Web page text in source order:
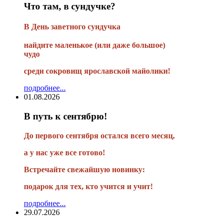
Что там, в сундучке?
В День заветного сундучка
найдите маленькое (или даже большое)
чудо
среди сокровищ ярославской майолики!
подробнее...
01.08.2026
В путь к сентябрю!
До первого сентября остался всего месяц,
а у нас уже все готово!
Встречайте свежайшую новинку:
подарок для тех, кто учится и учит!
подробнее...
29.07.2026